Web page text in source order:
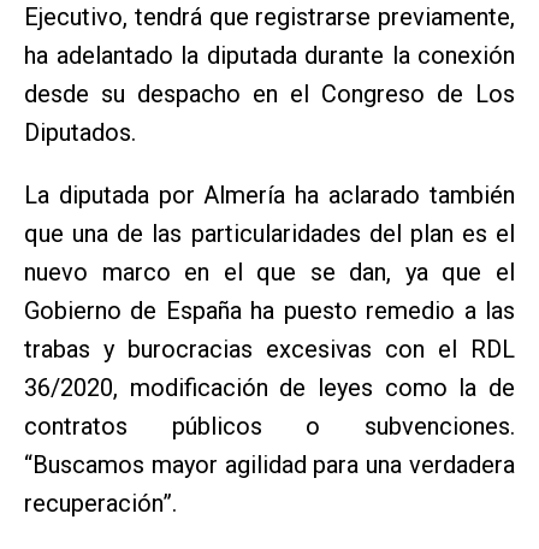
Ejecutivo, tendrá que registrarse previamente,
ha adelantado la diputada durante la conexión
desde su despacho en el Congreso de Los
Diputados.
La diputada por Almería ha aclarado también
que una de las particularidades del plan es el
nuevo marco en el que se dan, ya que el
Gobierno de España ha puesto remedio a las
trabas y burocracias excesivas con el RDL
36/2020, modificación de leyes como la de
contratos públicos o subvenciones.
“Buscamos mayor agilidad para una verdadera
recuperación”.